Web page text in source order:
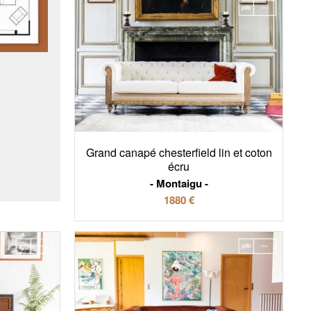
Grand canapé chesterfield lin et coton
écru
Montaigu
1880 €